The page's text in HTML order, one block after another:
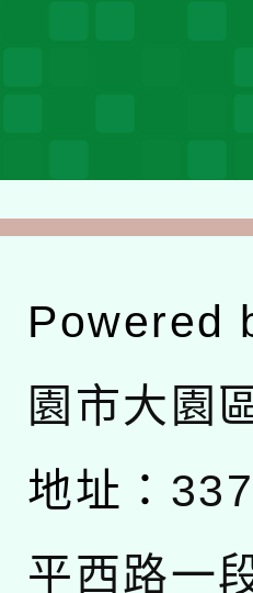
Powered
園市大園
地址：
平西路一